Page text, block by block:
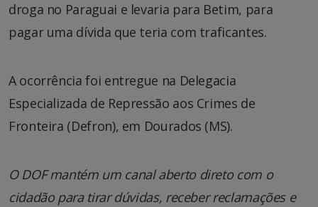
droga no Paraguai e levaria para Betim, para
pagar uma dívida que teria com traficantes.
A ocorrência foi entregue na Delegacia
Especializada de Repressão aos Crimes de
Fronteira (Defron), em Dourados (MS).
O DOF mantém um canal aberto direto com o
cidadão para tirar dúvidas, receber reclamações e